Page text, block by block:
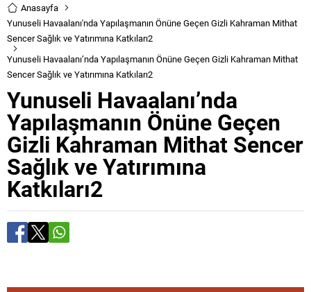
Anasayfa
Yunuseli Havaalanı'nda Yapılaşmanın Önüne Geçen Gizli Kahraman Mithat
Sencer Sağlık ve Yatırımına Katkıları2
Yunuseli Havaalanı’nda Yapılaşmanın Önüne Geçen Gizli Kahraman Mithat
Sencer Sağlık ve Yatırımına Katkıları2
Yunuseli Havaalanı’nda
Yapılaşmanın Önüne Geçen
Gizli Kahraman Mithat Sencer
Sağlık ve Yatırımına
Katkıları2